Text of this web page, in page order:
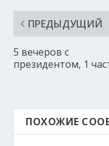
ПРЕДЫДУЩИЙ
5 вечеров с
президентом, 1
ПОХОЖИЕ